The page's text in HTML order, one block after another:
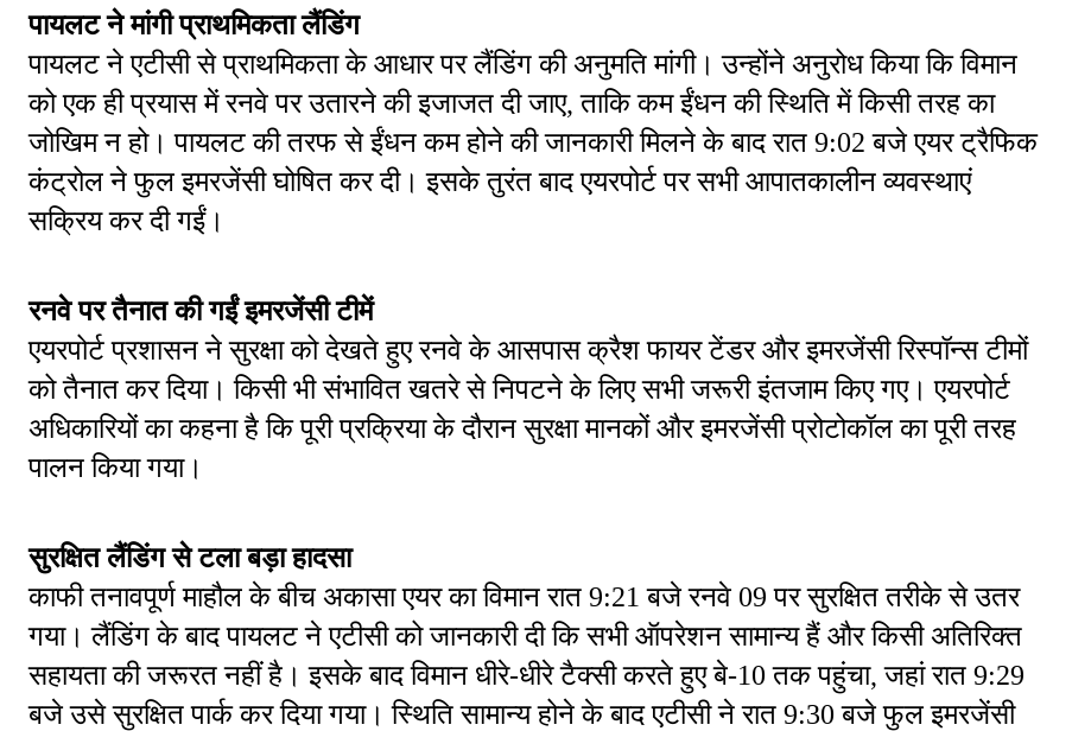
पायलट ने मांगी प्राथमिकता लैंडिंग
पायलट ने एटीसी से प्राथमिकता के आधार पर लैंडिंग की अनुमति मांगी। उन्होंने अनुरोध किया कि विमान
को एक ही प्रयास में रनवे पर उतारने की इजाजत दी जाए, ताकि कम ईंधन की स्थिति में किसी तरह का
जोखिम न हो। पायलट की तरफ से ईंधन कम होने की जानकारी मिलने के बाद रात 9:02 बजे एयर ट्रैफिक
कंट्रोल ने फुल इमरजेंसी घोषित कर दी। इसके तुरंत बाद एयरपोर्ट पर सभी आपातकालीन व्यवस्थाएं
सक्रिय कर दी गईं।
रनवे पर तैनात की गईं इमरजेंसी टीमें
एयरपोर्ट प्रशासन ने सुरक्षा को देखते हुए रनवे के आसपास क्रैश फायर टेंडर और इमरजेंसी रिस्पॉन्स टीमों
को तैनात कर दिया। किसी भी संभावित खतरे से निपटने के लिए सभी जरूरी इंतजाम किए गए। एयरपोर्ट
अधिकारियों का कहना है कि पूरी प्रक्रिया के दौरान सुरक्षा मानकों और इमरजेंसी प्रोटोकॉल का पूरी तरह
पालन किया गया।
सुरक्षित लैंडिंग से टला बड़ा हादसा
काफी तनावपूर्ण माहौल के बीच अकासा एयर का विमान रात 9:21 बजे रनवे 09 पर सुरक्षित तरीके से उतर
गया। लैंडिंग के बाद पायलट ने एटीसी को जानकारी दी कि सभी ऑपरेशन सामान्य हैं और किसी अतिरिक्त
सहायता की जरूरत नहीं है। इसके बाद विमान धीरे-धीरे टैक्सी करते हुए बे-10 तक पहुंचा, जहां रात 9:29
बजे उसे सुरक्षित पार्क कर दिया गया। स्थिति सामान्य होने के बाद एटीसी ने रात 9:30 बजे फुल इमरजेंसी